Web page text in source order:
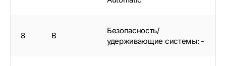
8 B
Безопасность/
удерживающие системы: -